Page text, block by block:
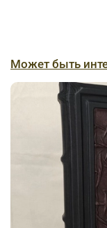
Может быть